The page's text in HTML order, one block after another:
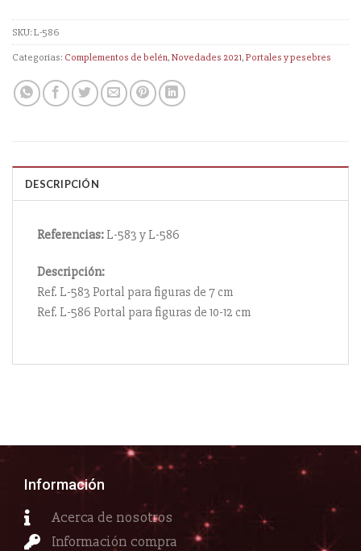
SKU:L-586
Categorías: Complementos de belén,Novedades 2021,Portales y pesebres
DESCRIPCIÓN
Referencias: L-583 y L-586
Descripción:
Ref. L-583 Portal para figuras de 7 cm
Ref. L-586 Portal para figuras de 10-12 cm
Información
Acerca de nosotros
Información compra